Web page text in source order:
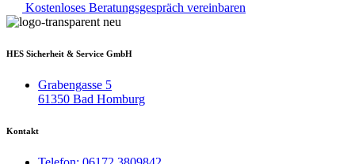
Kostenloses Beratungsgespräch vereinbaren
HES Sicherheit & Service GmbH
Grabengasse 5
61350 Bad Homburg
Kontakt